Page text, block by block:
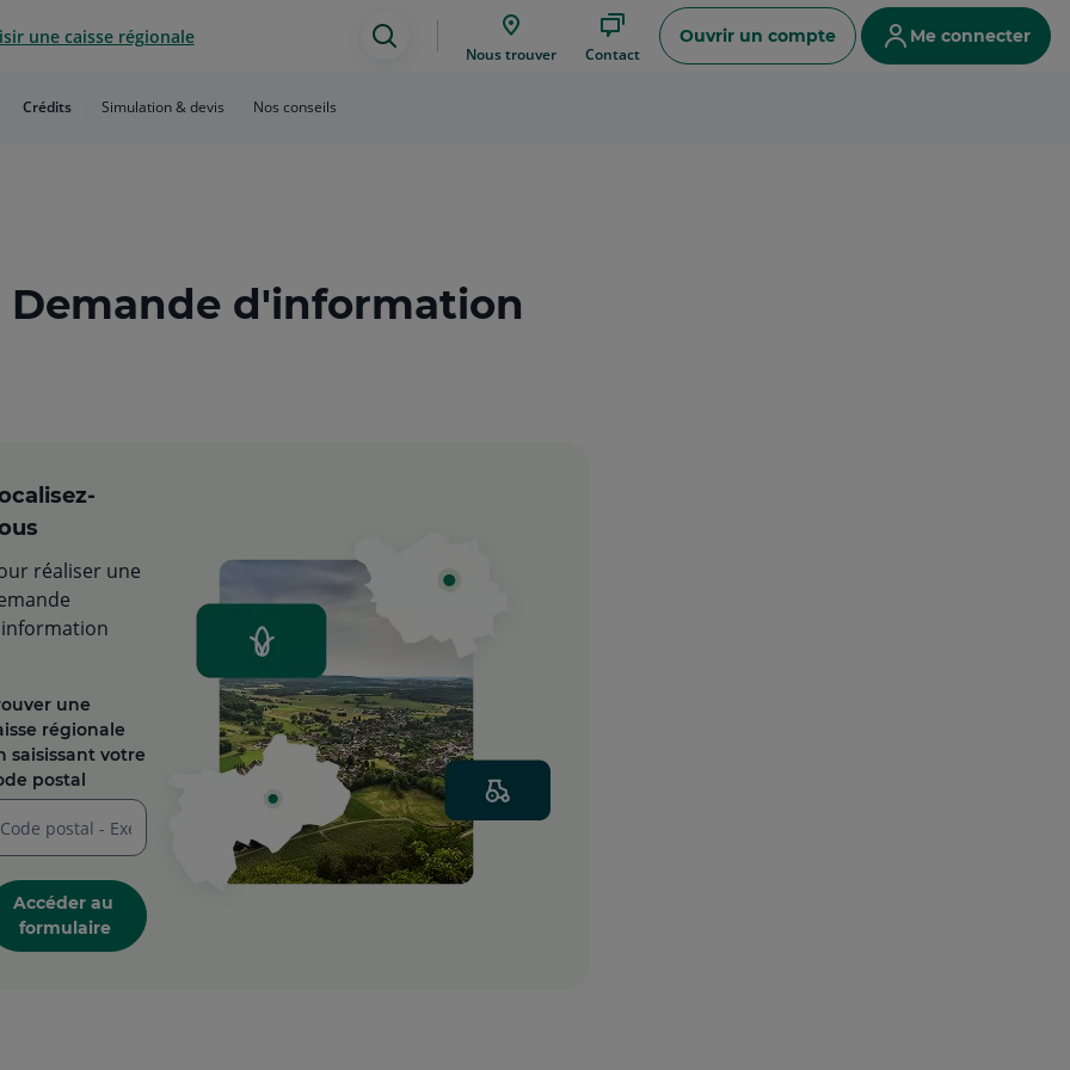
une caisse régionale
Assistance
Nous trouver Contact
Ouvrir un compte Me connecter
Crédits Simulation & devis Nos conseils
Demande d'information
réaliser une
une
régionale
saisissant votre
postal
Accéder au
formulaire